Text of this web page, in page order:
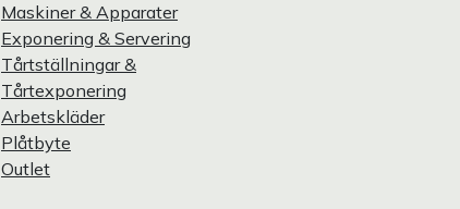
Maskiner & Apparater
Exponering & Servering
Tårtställningar &
Tårtexponering
Arbetskläder
Plåtbyte
Outlet